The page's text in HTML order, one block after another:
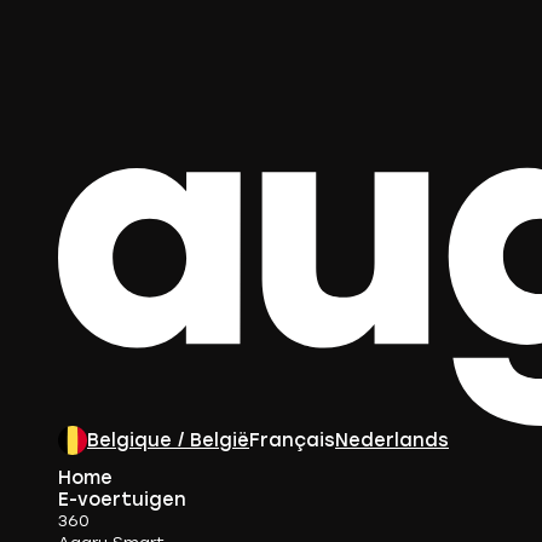
Belgique / BelgiëFrançaisNederlands
Home
E-voertuigen
360